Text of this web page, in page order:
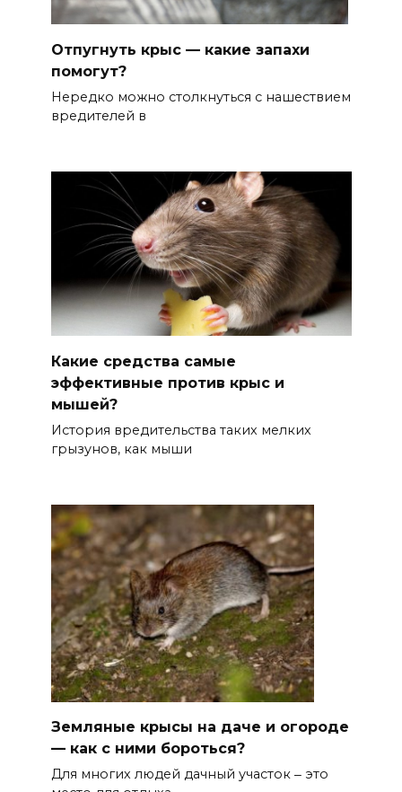
Отпугнуть крыс — какие запахи
помогут?
Нередко можно столкнуться с нашествием
вредителей в
Какие средства самые
эффективные против крыс и
мышей?
История вредительства таких мелких
грызунов, как мыши
Земляные крысы на даче и огороде
— как с ними бороться?
Для многих людей дачный участок ‒ это